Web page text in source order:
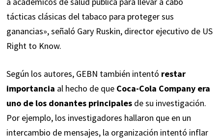
tácticas clásicas del tabaco para proteger sus
ganancias»,señaló Gary Ruskin, director ejecutivo de US
Right to Know.
Según los autores, GEBN también intentó restar
importancia al hecho de que Coca-Cola Company era
uno de los donantes principalesde su investigación.
Por ejemplo, los investigadores hallaron que en un
intercambio de mensajes, la organización intentó inflar